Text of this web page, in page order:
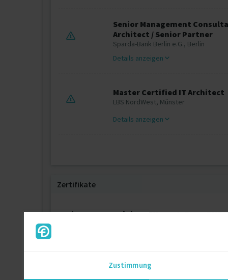
Zustimmung
Senior Management
Architect / Senior Partner
Sparda-Bank Berlin e.G., Berlin
Details anzeigen
Master Certified IT Architect
LBS NordWest, Münster
Details anzeigen
Zertifikate
Classroom Training PMI - cert. Prep. PMP